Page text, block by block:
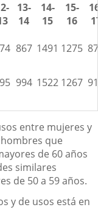
13-
14
14-
15
15-
16
867 1491 1275
994 1522 1267
entre mujeres y
que
de 60 años
similares
de 50 a 59 años.
y de usos está en